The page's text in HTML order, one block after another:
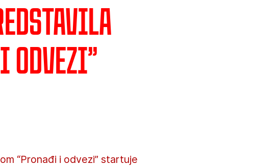
odvezi”
“Pronađi i odvezi” startuje